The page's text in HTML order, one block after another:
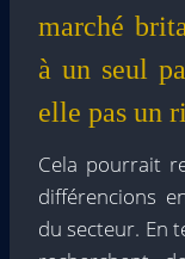
marché
à un seul
elle pas un
Cela pourrait
différencions
du secteur. En